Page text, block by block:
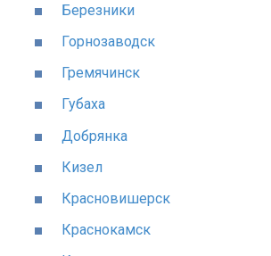
Березники
Горнозаводск
Гремячинск
Губаха
Добрянка
Кизел
Красновишерск
Краснокамск